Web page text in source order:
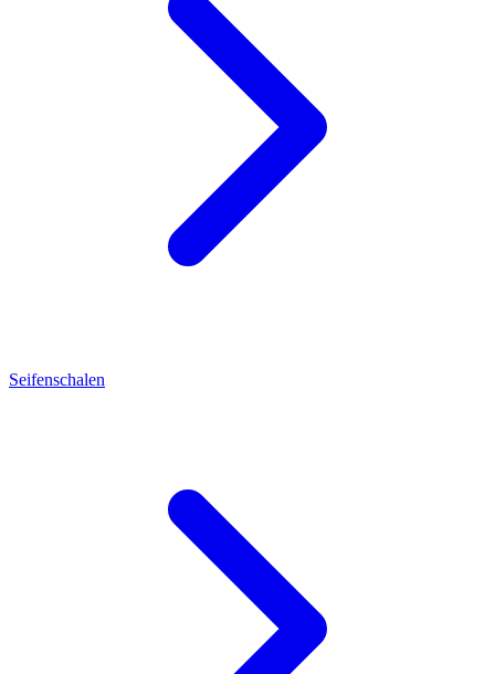
Seifenschalen